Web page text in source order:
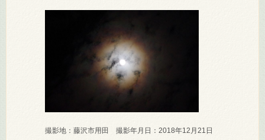
撮影地：藤沢市用田 撮影年月日：2018年12月21日